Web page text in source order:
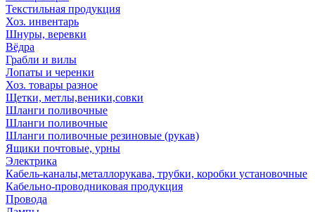
Текстильная продукция
Хоз. инвентарь
Шнуры, веревки
Вёдра
Грабли и вилы
Лопаты и черенки
Хоз. товары разное
Щетки, метлы,веники,совки
Шланги поливочные
Шланги поливочные
Шланги поливочные резиновые (рукав)
Ящики почтовые, урны
Электрика
Кабель-каналы,металлорукава, трубки, коробки установочные
Кабельно-проводниковая продукция
Провода